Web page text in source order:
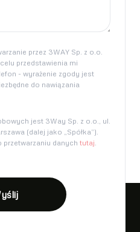
przez 3WAY Sp. z o.o.
przedstawienia mi
- wyrażenie zgody jest
do nawiązania
jest 3Way Sp. z o.o., ul.
(dalej jako „Spółka”).
danych tutaj.